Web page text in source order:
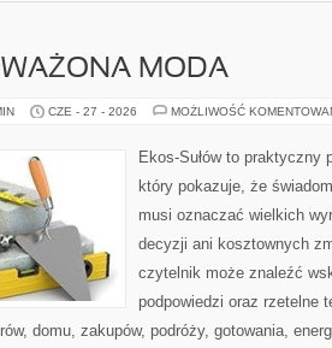
MODA
CZE - 27 - 2026 MOŻLIWOŚĆ
Ekos-Sułów to praktyczny
który pokazuje, że
musi oznaczać wielkich
decyzji ani kosztownych
czytelnik może znaleźć
podpowiedzi oraz rzetelne
domu, zakupów, podróży, gotowania,